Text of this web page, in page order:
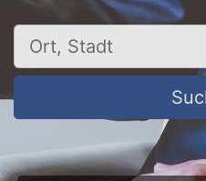
Ort, Stadt